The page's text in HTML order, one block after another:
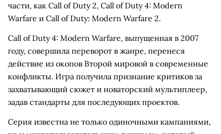
части, как Call of Duty 2, Call of Duty 4: Modern
Warfare и Call of Duty: Modern Warfare 2.
Call of Duty 4: Modern Warfare, выпущенная в 2007
году, совершила переворот в жанре, перенеся
действие из окопов Второй мировой в современные
конфликты. Игра получила признание критиков за
захватывающий сюжет и новаторский мультиплеер,
задав стандарты для последующих проектов.
Серия известна не только одиночными кампаниями,